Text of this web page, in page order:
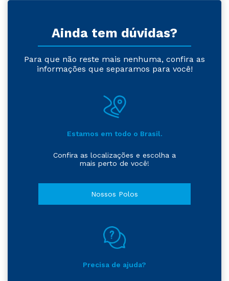
Ainda tem dúvidas?
Para que não reste mais nenhuma, confira as
informações que separamos para você!
Estamos em todo o Brasil.
Confira as localizações e escolha a
mais perto de você!
Nossos Polos
Precisa de ajuda?